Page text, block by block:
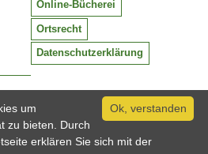
/ 409-0
Online-Bücherei
Ortsrecht
Datenschutzerklärung
Ok, verstanden
um
zu bieten. Durch
erklären Sie sich mit der